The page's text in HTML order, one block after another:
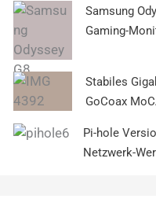
Samsung
Gaming-
Stabiles
GoCoax
Pi-hole
Netzwerk-